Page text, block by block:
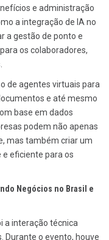
e administração
a integração de IA no
a gestão de ponto e
os colaboradores,
de agentes virtuais para
e até mesmo
base em dados
podem não apenas
mas também criar um
eficiente para os
Negócios no Brasil e
a interação técnica
Durante o evento, houve